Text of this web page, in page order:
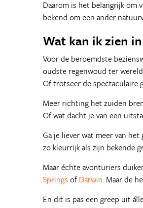
Daarom is het belangrijk om
bekend om een ander
Wat kan ik zien
Voor de beroemdste
oudste regenwoud ter
Of trotseer de spectaculaire
Meer richting het zuiden
Of wat dacht je van een
Ga je liever wat meer van
zo kleurrijk als zijn bekende
Maar échte avonturiers
Springs ofDarwin. Maar de
En dit is pas een greep uit